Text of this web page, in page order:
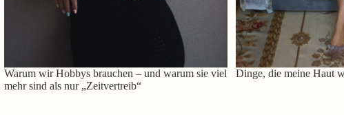
Warum wir Hobbys brauchen – und warum sie viel
mehr sind als nur „Zeitvertreib“
Dinge, die meine Haut